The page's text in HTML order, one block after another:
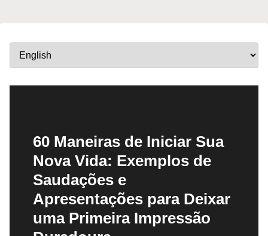
60 Maneiras de Iniciar Sua
Nova Vida: Exemplos de
Saudações e
Apresentações para Deixar
uma Primeira Impressão